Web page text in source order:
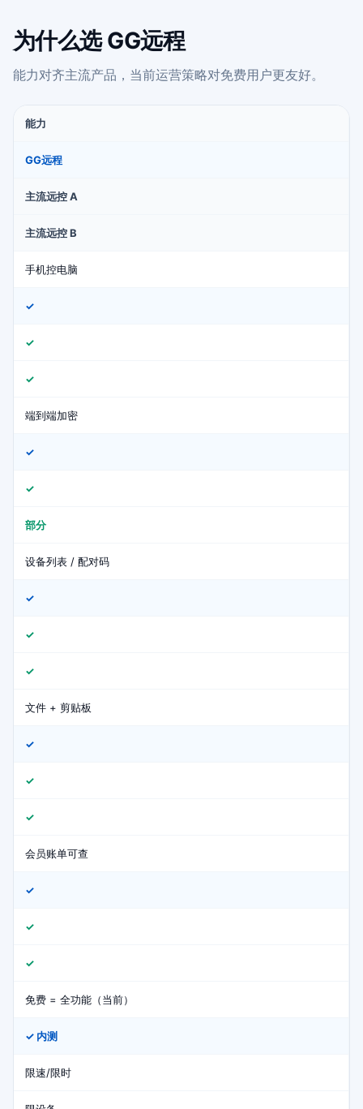
为什么选 GG远程
能力对齐主流产品，当前运营策略对免费用户更友好。
能力
GG远程
主流远控 A
主流远控 B
手机控电脑
✓
✓
✓
端到端加密
✓
✓
部分
设备列表 / 配对码
✓
✓
✓
文件 + 剪贴板
✓
✓
✓
会员账单可查
✓
✓
✓
免费 = 全功能（当前）
✓ 内测
限速/限时